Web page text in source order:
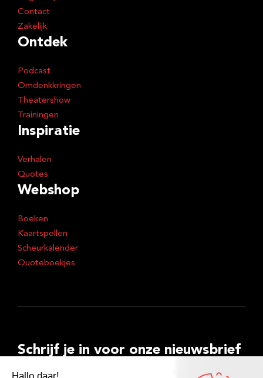
Contact
Zakelijk
Ontdek
Podcast
Omdenkkringen
Theatershow
Trainingen
Inspiratie
Verhalen
Quotes
Webshop
Boeken
Kaartspellen
Scheurkalender
Quoteboekjes
Schrijf je in voor onze nieuwsbrief